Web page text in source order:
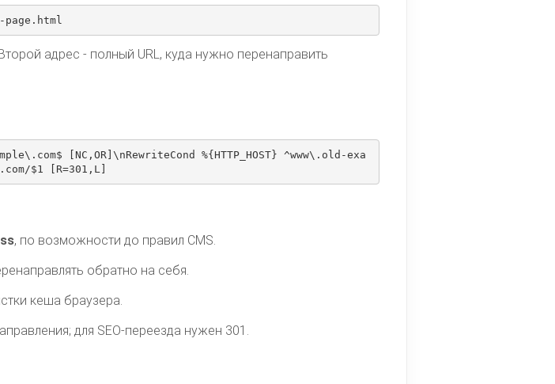
адрес - полный URL, куда нужно перенаправить
[NC,OR]\nRewriteCond %{HTTP_HOST} ^www\.old-exa
$1 [R=301,L]
, по возможности до правил CMS.
обратно на себя.
кеша браузера.
для SEO-переезда нужен 301.